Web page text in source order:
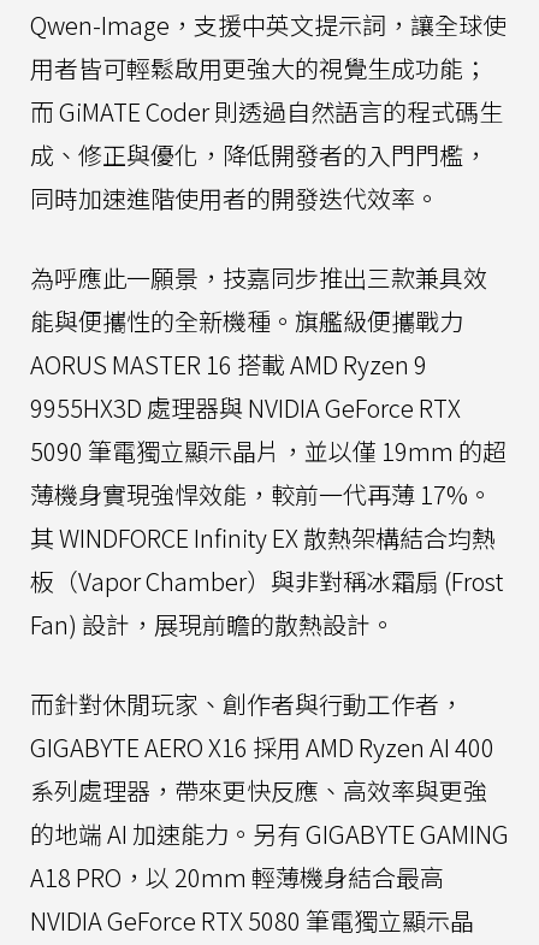
Qwen-Image，支援中英文提示詞，讓全球使
用者皆可輕鬆啟用更強大的視覺生成功能；
而 GiMATE Coder 則透過自然語言的程式碼生
成、修正與優化，降低開發者的入門門檻，
同時加速進階使用者的開發迭代效率。
為呼應此一願景，技嘉同步推出三款兼具效
能與便攜性的全新機種。旗艦級便攜戰力
AORUS MASTER 16 搭載 AMD Ryzen 9
9955HX3D 處理器與 NVIDIA GeForce RTX
5090 筆電獨立顯示晶片，並以僅 19mm 的超
薄機身實現強悍效能，較前一代再薄 17%。
其 WINDFORCE Infinity EX 散熱架構結合均熱
板（Vapor Chamber）與非對稱冰霜扇 (Frost
Fan) 設計，展現前瞻的散熱設計。
而針對休閒玩家、創作者與行動工作者，
GIGABYTE AERO X16 採用 AMD Ryzen AI 400
系列處理器，帶來更快反應、高效率與更強
的地端 AI 加速能力。另有 GIGABYTE GAMING
A18 PRO，以 20mm 輕薄機身結合最高
NVIDIA GeForce RTX 5080 筆電獨立顯示晶